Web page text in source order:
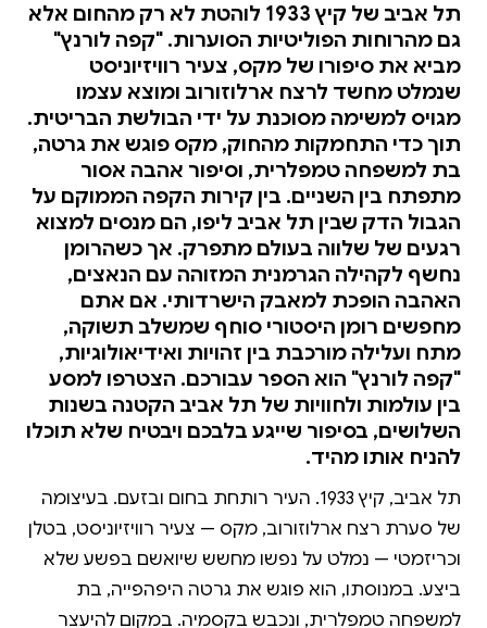
תל אביב של קיץ 1933 לוהטת לא רק מהחום אלא
גם מהרוחות הפוליטיות הסוערות. "קפה לורנץ"
מביא את סיפורו של מקס, צעיר רוויזיוניסט
שנמלט מחשד לרצח ארלוזורוב ומוצא עצמו
מגויס למשימה מסוכנת על ידי הבולשת הבריטית.
תוך כדי התחמקות מהחוק, מקס פוגש את גרטה,
בת למשפחה טמפלרית, וסיפור אהבה אסור
מתפתח בין השניים. בין קירות הקפה הממוקם על
הגבול הדק שבין תל אביב ליפו, הם מנסים למצוא
רגעים של שלווה בעולם מתפרק. אך כשהרומן
נחשף לקהילה הגרמנית המזוהה עם הנאצים,
האהבה הופכת למאבק הישרדותי. אם אתם
מחפשים רומן היסטורי סוחף שמשלב תשוקה,
מתח ועלילה מורכבת בין זהויות ואידיאולוגיות,
"קפה לורנץ" הוא הספר עבורכם. הצטרפו למסע
בין עולמות ולחוויות של תל אביב הקטנה בשנות
השלושים, בסיפור שייגע בלבכם ויבטיח שלא תוכלו
להניח אותו מהיד.
תל אביב, קיץ 1933. העיר רותחת בחום ובזעם. בעיצומה
של סערת רצח ארלוזורוב, מקס — צעיר רוויזיוניסט, בטלן
וכריזמטי — נמלט על נפשו מחשש שיואשם בפשע שלא
ביצע. במנוסתו, הוא פוגש את גרטה היפהפייה, בת
למשפחה טמפלרית, ונכבש בקסמיה. במקום להיעצר